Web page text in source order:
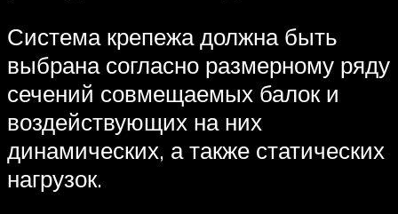
Система крепежа должна быть
выбрана согласно размерному ряду
сечений совмещаемых балок и
воздействующих на них
динамических, а также статических
нагрузок.